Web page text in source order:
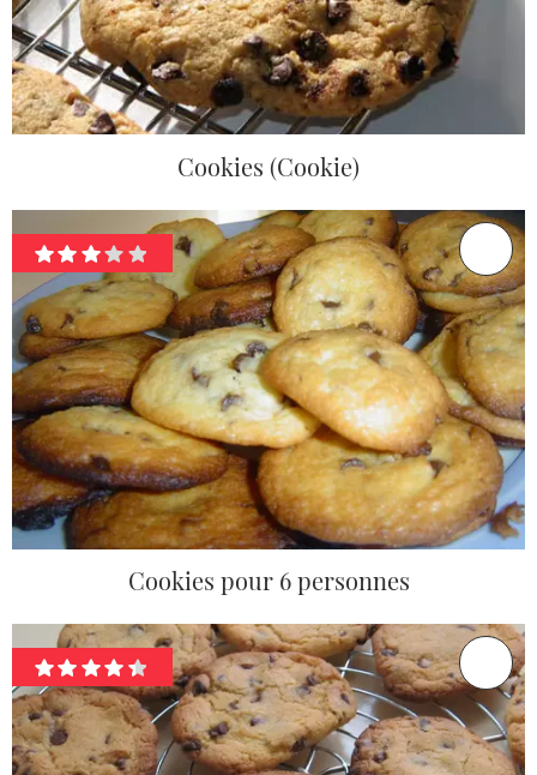
Cookies (Cookie)
Cookies pour 6 personnes